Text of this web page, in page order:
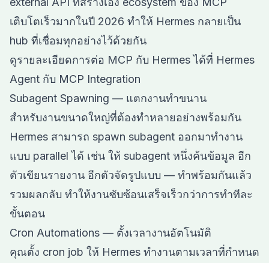
เติบโตเร็วมากในปี 2026 ทำให้ Hermes กลายเป็น
hub ที่เชื่อมทุกอย่างไว้ด้วยกัน
ดูรายละเอียดการต่อ MCP กับ Hermes ได้ที่ Hermes
Agent กับ MCP Integration
Subagent Spawning — แตกงานทำขนาน
สำหรับงานขนาดใหญ่ที่ต้องทำหลายอย่างพร้อมกัน
Hermes สามารถ spawn subagent ออกมาทำงาน
แบบ parallel ได้ เช่น ให้ subagent หนึ่งค้นข้อมูล อีก
ตัวเขียนรายงาน อีกตัวจัดรูปแบบ — ทำพร้อมกันแล้ว
รวมผลกลับ ทำให้งานซับซ้อนเสร็จเร็วกว่าการทำทีละ
ขั้นตอน
Cron Automations — ตั้งเวลางานอัตโนมัติ
คุณตั้ง cron job ให้ Hermes ทำงานตามเวลาที่กำหนด